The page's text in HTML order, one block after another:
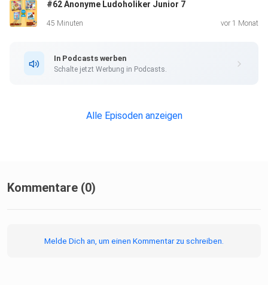
(03:34) Planet Unknown Add On + Supermoon
#62 Anonyme Ludoholiker Junior 7
45 Minuten vor 1 Monat
In Podcasts werben
Schalte jetzt Werbung in Podcasts.
Alle Episoden anzeigen
Kommentare (0)
Melde Dich an, um einen Kommentar zu schreiben.